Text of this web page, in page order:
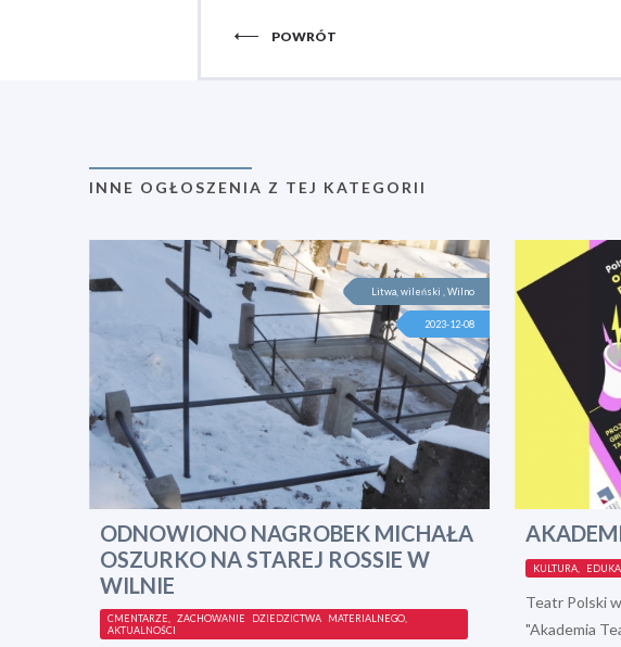
POWRÓT
INNE OGŁOSZENIA Z TEJ KATEGORII
Litwa, wileński , Wilno
2023-12-08
ODNOWIONO NAGROBEK MICHAŁA
OSZURKO NA STAREJ ROSSIE W
WILNIE
CMENTARZE, ZACHOWANIE DZIEDZICTWA MATERIALNEGO,
AKTUALNOŚCI
KULTURA,
Teatr Polski
"Akademia